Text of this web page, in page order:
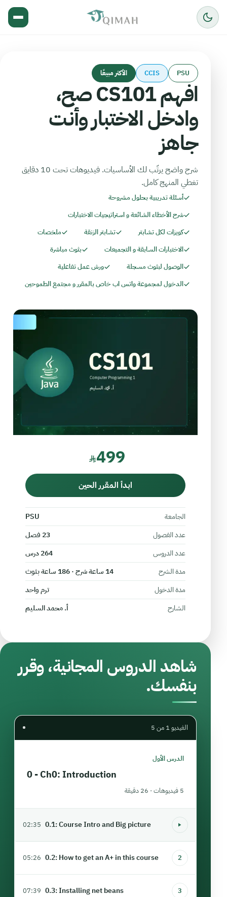
PSU
CCIS الأكثر مبيعًا
افهم CS101 صح،
وادخل الاختبار وأنت
جاهز
شرح واضح يرتّب لك الأساسيات. فيديوهات تحت 10 دقايق
تغطي المنهج كامل.
أسئلة تدريبية بحلول مشروحة
شرح الأخطاء الشائعة و استراتيجيات الاختبارات
كويزات لكل تشابتر
تشابتر الزنقة
ملخصات
الاختبارات السابقة و التجميعات
بثوث مباشرة
الوصول لبثوث مسجلة
ورش عمل تفاعلية
الدخول لمجموعة واتس اب خاص بالمقرر و مجتمع الطموحين
499
ابدأ المقرر الحين
الجامعة
PSU
عدد الفصول
23 فصل
عدد الدروس
264 درس
مدة الشرح
14 ساعة شرح · 186 ساعة بثوث
مدة الدخول
ترم واحد
الشارح
أ. محمد السليم
شاهد الدروس المجانية، وقرر
بنفسك.
الفيديو 1 من 5
الدرس الأول
0 - Ch0: Introduction
5 فيديوهات · 26 دقيقة
0.1: Course Intro and Big picture
02:35
2
0.2: How to get an A+ in this course
05:26
3
0.3: Installing net beans
07:39